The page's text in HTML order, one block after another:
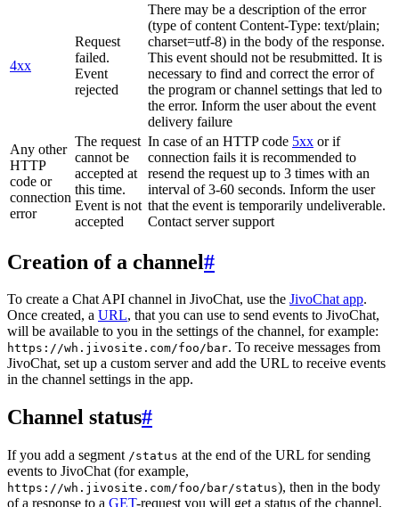
4xx
Request
failed.
Event
rejected
There may be a description of the error
(type of content Content-Type: text/plain;
charset=utf-8) in the body of the response.
This event should not be resubmitted. It is
necessary to find and correct the error of
the program or channel settings that led to
the error. Inform the user about the event
delivery failure
Any other
HTTP
code or
connection
error
The request
cannot be
accepted at
this time.
Event is not
accepted
In case of an HTTP code 5xx or if
connection fails it is recommended to
resend the request up to 3 times with an
interval of 3-60 seconds. Inform the user
that the event is temporarily undeliverable.
Contact server support
Creation of a channel#
To create a Chat API channel in JivoChat, use the JivoChat app.
Once created, a URL, that you can use to send events to JivoChat,
will be available to you in the settings of the channel, for example:
https://wh.jivosite.com/foo/bar. To receive messages from
JivoChat, set up a custom server and add the URL to receive events
in the channel settings in the app.
Channel status#
If you add a segment /status at the end of the URL for sending
events to JivoChat (for example,
https://wh.jivosite.com/foo/bar/status), then in the body
of a response to a GET-request you will get a status of the channel,